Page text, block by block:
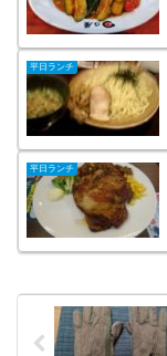
平日ランチ
平日ランチ